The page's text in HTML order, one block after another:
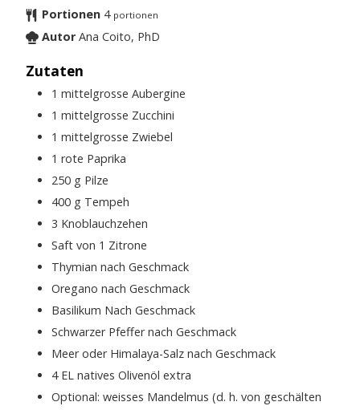
Portionen 4 portionen
Autor Ana Coito, PhD
Zutaten
1 mittelgrosse Aubergine
1 mittelgrosse Zucchini
1 mittelgrosse Zwiebel
1 rote Paprika
250 g Pilze
400 g Tempeh
3 Knoblauchzehen
Saft von 1 Zitrone
Thymian nach Geschmack
Oregano nach Geschmack
Basilikum Nach Geschmack
Schwarzer Pfeffer nach Geschmack
Meer oder Himalaya-Salz nach Geschmack
4 EL natives Olivenöl extra
Optional: weisses Mandelmus (d. h. von geschälten